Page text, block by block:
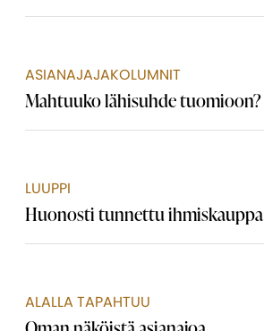
ASIANAJAJAKOLUMNIT
Mahtuuko lähisuhde tuomioon?
LUUPPI
Huonosti tunnettu ihmiskauppa
ALALLA TAPAHTUU